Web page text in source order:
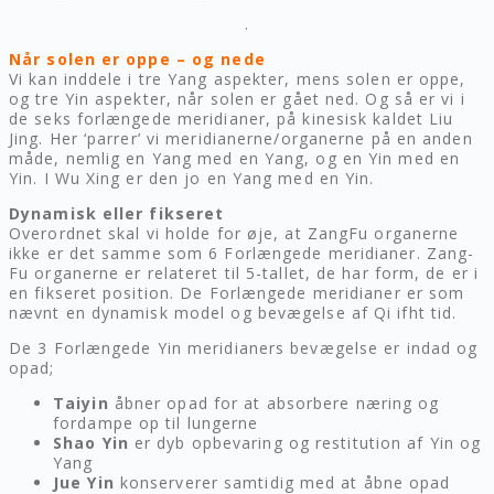
.
Når solen er oppe – og nede
Vi kan inddele i tre Yang aspekter, mens solen er oppe,
og tre Yin aspekter, når solen er gået ned. Og så er vi i
de seks forlængede meridianer, på kinesisk kaldet Liu
Jing. Her ‘parrer’ vi meridianerne/organerne på en anden
måde, nemlig en Yang med en Yang, og en Yin med en
Yin. I Wu Xing er den jo en Yang med en Yin.
Dynamisk eller fikseret
Overordnet skal vi holde for øje, at ZangFu organerne
ikke er det samme som 6 Forlængede meridianer. Zang-
Fu organerne er relateret til 5-tallet, de har form, de er i
en fikseret position. De Forlængede meridianer er som
nævnt en dynamisk model og bevægelse af Qi ifht tid.
De 3 Forlængede Yin meridianers bevægelse er indad og
opad;
Taiyin åbner opad for at absorbere næring og
fordampe op til lungerne
Shao Yin er dyb opbevaring og restitution af Yin og
Yang
Jue Yin konserverer samtidig med at åbne opad